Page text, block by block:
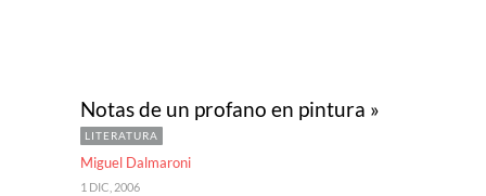
Notas de un profano en pintura »
LITERATURA
Miguel Dalmaroni
1 DIC, 2006